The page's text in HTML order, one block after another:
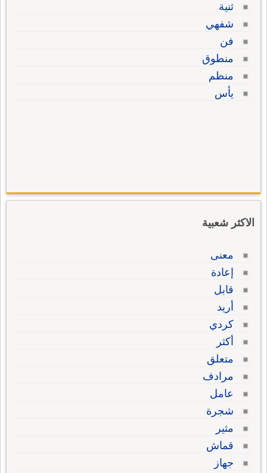
ثنية
شفهي
فن
منطوق
منظم
يأس
الاكثر شعبية
معنى
إعادة
قابل
أريد
كردي
أكثر
متعلق
مرادف
عامل
شجرة
مثير
قماش
جهاز